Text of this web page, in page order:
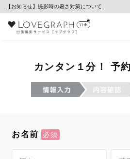
【お知らせ】撮影時の暑さ対策について
カンタン１分！ 予
お名前